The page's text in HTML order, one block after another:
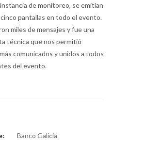
de monitoreo, se emitían
pantallas en todo el evento.
miles de mensajes y fue una
técnica que nos permitió
comunicados y unidos a todos
del evento.
Banco Galicia